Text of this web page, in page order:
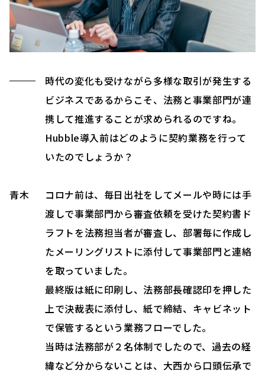
時代の変化も受けながら多様な取引が発生する
ビジネスであるからこそ、法務と事業部門が連
携して推進することが求められるのですね。
Hubble導入前はどのように契約業務を行って
いたのでしょうか？
青木
コロナ前は、毎日出社をしてメールや時には手
渡しで事業部門から審査依頼を受けた契約書ド
ラフトを法務担当者が審査し、部署毎に作成し
たメーリングリストに添付して事業部門と連絡
を取っていました。
最終版は紙に印刷し、法務部長確認印を押した
上で決裁表に添付し、紙で締結、キャビネット
で保管するという業務フローでした。
当時は法務部が２名体制でしたので、過去の経
緯など分からないことは、大西から口頭伝承で